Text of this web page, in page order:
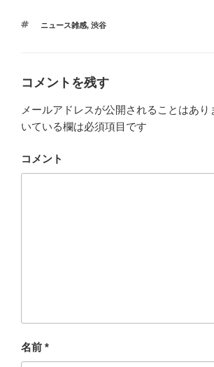
タ
ニュース雑感, 渋谷
コメントを残す
メールアドレスが公開されることはあり
いている欄は必須項目です
コメント
名前 *